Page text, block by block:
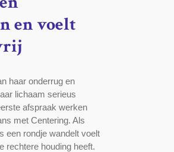
en voelt
haar onderrug en
lichaam serieus
afspraak werken
met Centering. Als
een rondje wandelt voelt
rechtere houding heeft.